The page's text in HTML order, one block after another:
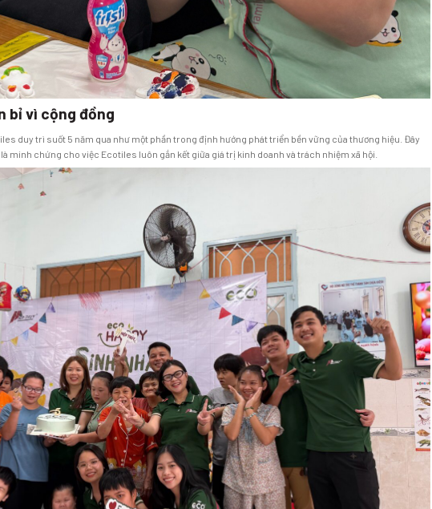
bỉ vì cộng đồng
duy trì suốt 5 năm qua như một phần trong định hướng phát triển bền vững của thương hiệu. Đây
minh chứng cho việc Ecotiles luôn gắn kết giữa giá trị kinh doanh và trách nhiệm xã hội.